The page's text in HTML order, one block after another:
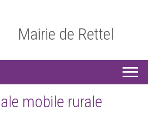
Mairie de Rettel
mobile rurale